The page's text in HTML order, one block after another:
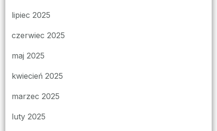
lipiec 2025
czerwiec 2025
maj 2025
kwiecień 2025
marzec 2025
luty 2025